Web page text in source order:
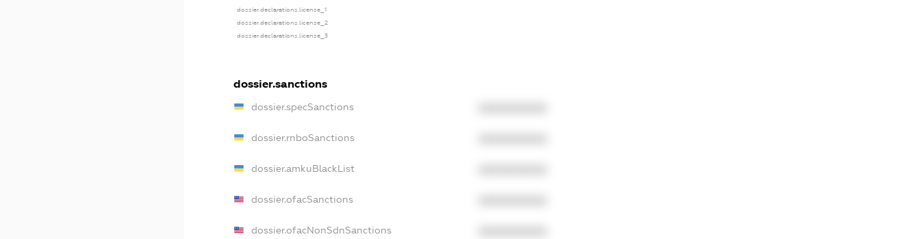
dossier.declarations.license_1
dossier.declarations.license_2
dossier.declarations.license_3
dossier.sanctions
dossier.specSanctions
dossier.rnboSanctions
dossier.amkuBlackList
dossier.ofacSanctions
dossier.ofacNonSdnSanctions